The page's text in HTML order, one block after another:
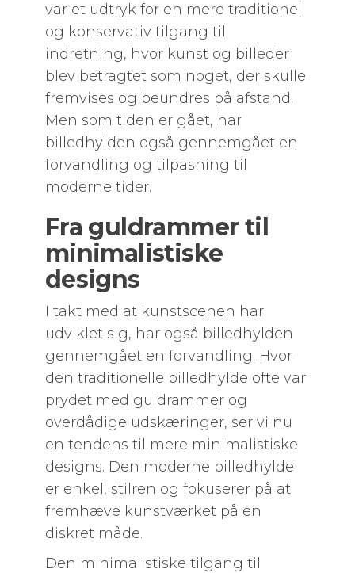
var et udtryk for en mere traditionel
og konservativ tilgang til
indretning, hvor kunst og billeder
blev betragtet som noget, der skulle
fremvises og beundres på afstand.
Men som tiden er gået, har
billedhylden også gennemgået en
forvandling og tilpasning til
moderne tider.
Fra guldrammer til
minimalistiske
designs
I takt med at kunstscenen har
udviklet sig, har også billedhylden
gennemgået en forvandling. Hvor
den traditionelle billedhylde ofte var
prydet med guldrammer og
overdådige udskæringer, ser vi nu
en tendens til mere minimalistiske
designs. Den moderne billedhylde
er enkel, stilren og fokuserer på at
fremhæve kunstværket på en
diskret måde.
Den minimalistiske tilgang til